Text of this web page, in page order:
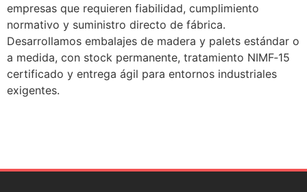
empresas que requieren fiabilidad, cumplimiento
normativo y suministro directo de fábrica.
Desarrollamos embalajes de madera y palets estándar o
a medida, con stock permanente, tratamiento NIMF‑15
certificado y entrega ágil para entornos industriales
exigentes.